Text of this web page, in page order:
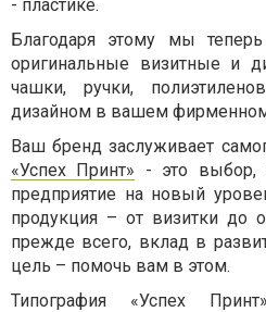
- пластике.
Благодаря этому мы
оригинальные визитные и
чашки, ручки,
дизайном в вашем фирменном
Ваш бренд заслуживает
«Успех Принт» - это выбор,
предприятие на новый
продукция – от визитки до
прежде всего, вклад в
цель – помочь вам в этом.
Типография «Успех